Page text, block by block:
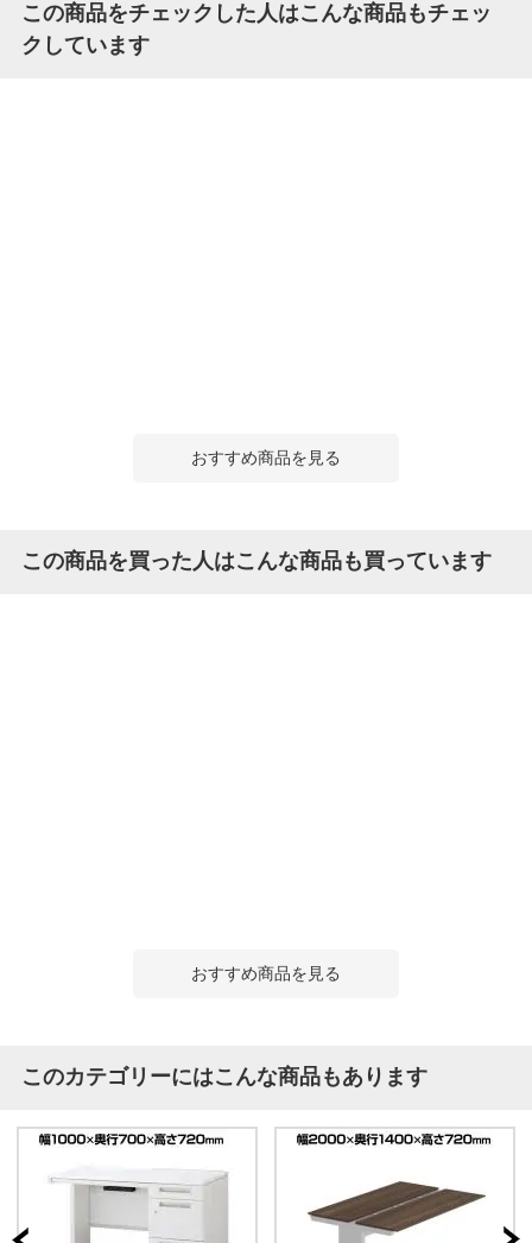
この商品をチェックした人はこんな商品もチェッ
クしています
おすすめ商品を見る
この商品を買った人はこんな商品も買っています
おすすめ商品を見る
このカテゴリーにはこんな商品もあります